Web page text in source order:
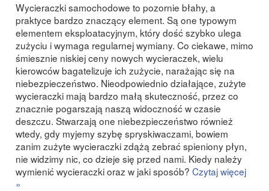
Wycieraczki samochodowe to pozornie błahy, a
praktyce bardzo znaczący element. Są one typowym
elementem eksploatacyjnym, który dość szybko ulega
zużyciu i wymaga regularnej wymiany. Co ciekawe, mimo
śmiesznie niskiej ceny nowych wycieraczek, wielu
kierowców bagatelizuje ich zużycie, narażając się na
niebezpieczeństwo. Nieodpowiednio działające, zużyte
wycieraczki mają bardzo małą skuteczność, przez co
znacznie pogarszają naszą widoczność w czasie
deszczu. Stwarzają one niebezpieczeństwo również
wtedy, gdy myjemy szybę spryskiwaczami, bowiem
zanim zużyte wycieraczki zdążą zebrać spieniony płyn,
nie widzimy nic, co dzieje się przed nami. Kiedy należy
wymienić wycieraczki oraz w jaki sposób? Czytaj więcej
»